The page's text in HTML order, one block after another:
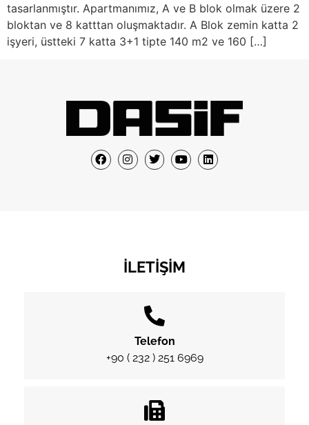
tasarlanmıştır. Apartmanımız, A ve B blok olmak üzere 2
bloktan ve 8 katttan oluşmaktadır. A Blok zemin katta 2
işyeri, üstteki 7 katta 3+1 tipte 140 m2 ve 160 […]
İLETIŞIM
Telefon
+90 ( 232 ) 251 6969